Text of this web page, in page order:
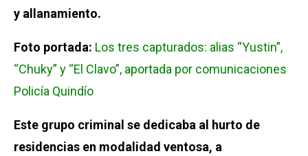
y allanamiento.
Foto portada: Los tres capturados: alias “Yustin”,
“Chuky” y “El Clavo”, aportada por comunicaciones
Policía Quindío
Este grupo criminal se dedicaba al hurto de
residencias en modalidad ventosa, a